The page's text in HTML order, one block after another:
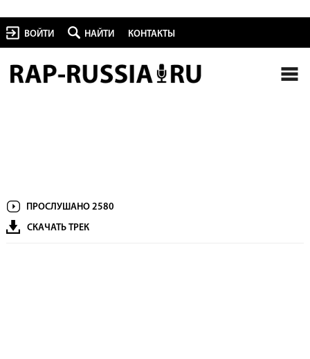
ВОЙТИ НАЙТИ КОНТАКТЫ
ПРОСЛУШАНО 2580
СКАЧАТЬ ТРЕК